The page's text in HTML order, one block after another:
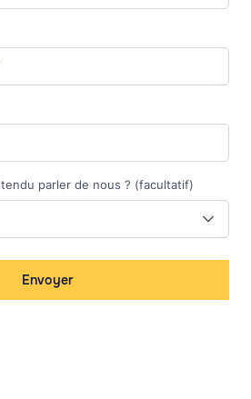
parler de nous ? (facultatif)
Envoyer